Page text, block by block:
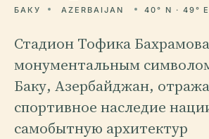
БАКУ AZERBAIJAN 40° N · 49° E
Стадион Тофика Бахрамова
монументальным
Баку, Азербайджан,
спортивное наследие
самобытную архитектур